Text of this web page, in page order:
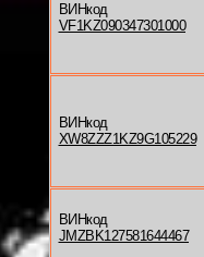
ВИНкод
VF1KZ090347301000
ВИНкод
XW8ZZZ1KZ9G105229
ВИНкод
JMZBK127581644467